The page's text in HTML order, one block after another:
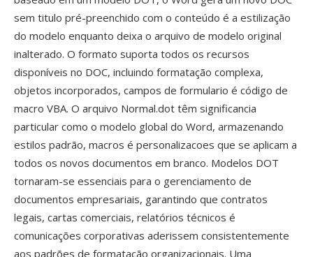
sem titulo pré-preenchido com o conteúdo é a estilização
do modelo enquanto deixa o arquivo de modelo original
inalterado. O formato suporta todos os recursos
disponíveis no DOC, incluindo formatação complexa,
objetos incorporados, campos de formulario é código de
macro VBA. O arquivo Normal.dot têm significancia
particular como o modelo global do Word, armazenando
estilos padrão, macros é personalizacoes que se aplicam a
todos os novos documentos em branco. Modelos DOT
tornaram-se essenciais para o gerenciamento de
documentos empresariais, garantindo que contratos
legais, cartas comerciais, relatórios técnicos é
comunicações corporativas aderissem consistentemente
aos padrões de formatação organizacionais. Uma